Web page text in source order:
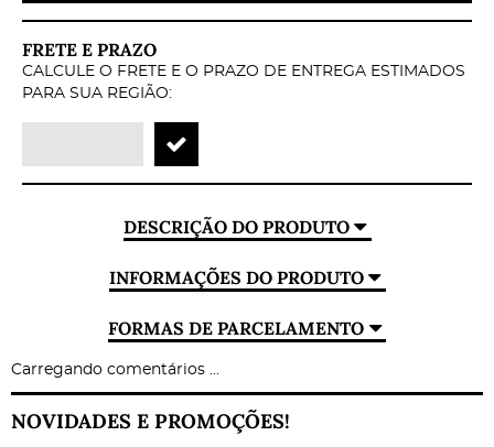
FRETE E PRAZO
CALCULE O FRETE E O PRAZO DE ENTREGA ESTIMADOS
PARA SUA REGIÃO:
DESCRIÇÃO DO PRODUTO
INFORMAÇÕES DO PRODUTO
FORMAS DE PARCELAMENTO
Carregando comentários ...
NOVIDADES E PROMOÇÕES!